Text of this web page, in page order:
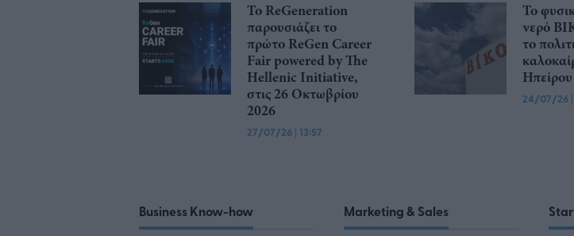
Το ReGeneration
παρουσιάζει το
πρώτο ReGen Career
Fair powered by The
Hellenic Initiative,
στις 26 Οκτωβρίου
2026
27/07/26 | 13:57
Το
νερό
το
Ηπείρου
24/07/26 |
Business Know-how Marketing & Sales